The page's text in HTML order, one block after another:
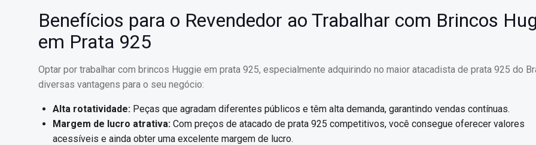
Benefícios para o Revendedor ao Trabalhar com Brincos
em Prata 925
Optar por trabalhar com brincos Huggie em prata 925, especialmente adquirindo no maior atacadista de prata 925 do
diversas vantagens para o seu negócio:
Alta rotatividade: Peças que agradam diferentes públicos e têm alta demanda, garantindo vendas contínuas.
Margem de lucro atrativa: Com preços de atacado de prata 925 competitivos, você consegue oferecer valores
acessíveis e ainda obter uma excelente margem de lucro.